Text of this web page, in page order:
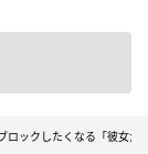
ロックしたくなる「彼女か